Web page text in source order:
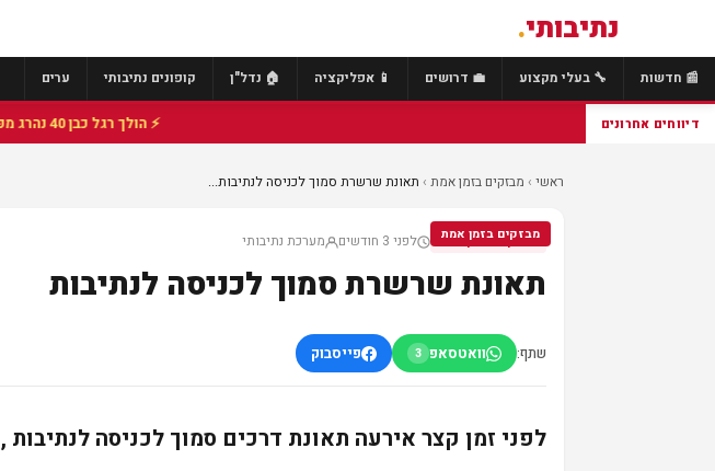
נתיבותי.
📰 חדשות 🔧 בעלי מקצוע 💼 דרושים 📱 אפליקציה 🏠 נדל"ן קופונים נתיבותי ערים
דיווחים אחרונים ⚡ הולך רגל כבן 40 נהרג מפגיעת רכב בכביש 25 סמוך לצומת הנשיא, מתנדבי זק"א פועלו בזירה
ראשי › מבזקים בזמן אמת › תאונת שרשרת סמוך לכניסה לנתיבות...
מבזקים בזמן אמת
מבזקים בזמן אמת לפני 3 חודשים מערכת נתיבותי
תאונת שרשרת סמוך לכניסה לנתיבות
שתף: וואטסאפ 3 פייסבוק
לפני זמן קצר אירעה תאונת דרכים סמוך לכניסה לנתיבות ,